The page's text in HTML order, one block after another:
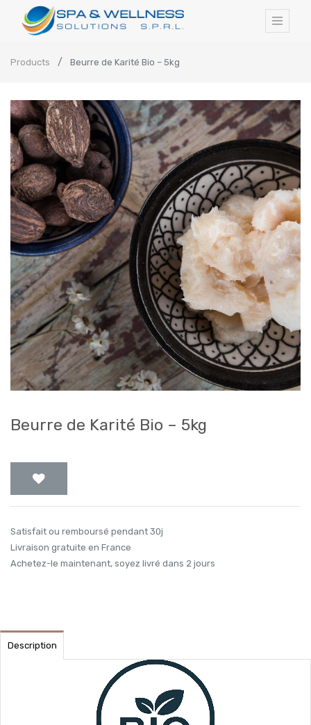
Products Beurre de Karité Bio – 5kg
Beurre de Karité Bio – 5kg
Satisfait ou remboursé pendant 30j
Livraison gratuite en France
Achetez-le maintenant, soyez livré dans 2 jours
Description